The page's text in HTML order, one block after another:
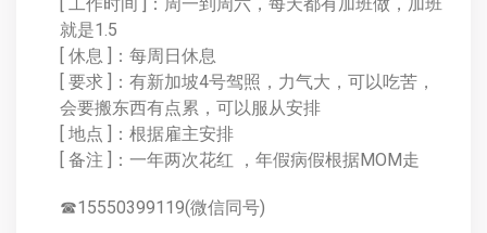
就是1.5
[ 休息 ]：每周日休息
[ 要求 ]：有新加坡4号驾照，力气大，可以吃苦，
会要搬东西有点累，可以服从安排
[ 地点 ]：根据雇主安排
[ 备注 ]：一年两次花红 ，年假病假根据MOM走
☎15550399119(微信同号)